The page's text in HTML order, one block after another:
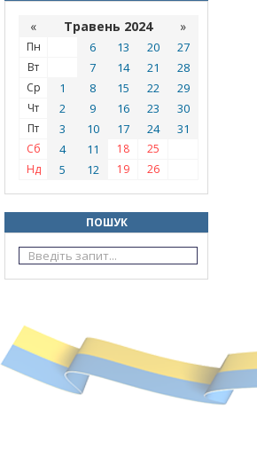
« Травень 2024 »
Пн 6 13 20 27
Вт 7 14 21 28
Ср 1 8 15 22 29
Чт 2 9 16 23 30
Пт 3 10 17 24 31
Сб 4 11 18
25
Нд
5 12 19 26
ПОШУК